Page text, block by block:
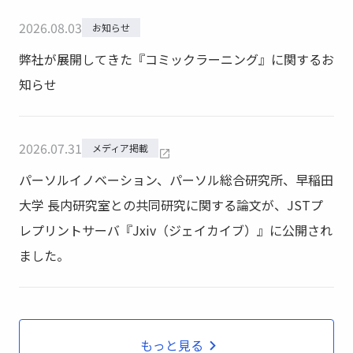
もっと見る
2026.08.03 お知らせ
弊社が展開してきた『コミックラーニング』に関するお
知らせ
2026.07.31 メディア掲載
パーソルイノベーション、パーソル総合研究所、早稲田
大学 長内研究室との共同研究に関する論文が、JSTプ
レプリントサーバ『Jxiv（ジェイカイブ）』に公開され
ました。